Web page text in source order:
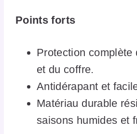
Points forts
Protection complète
et du coffre.
Antidérapant et
Matériau durable
saisons humides et